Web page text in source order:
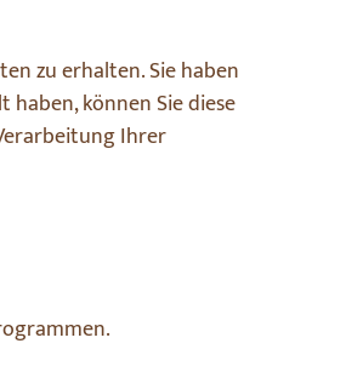
zu erhalten. Sie haben
können Sie diese
Ihrer